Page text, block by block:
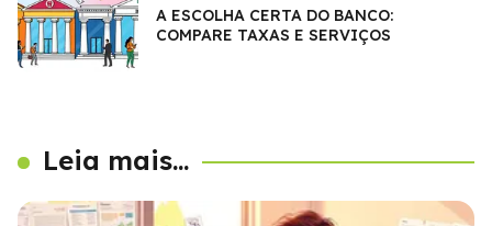
A ESCOLHA CERTA DO BANCO:
COMPARE TAXAS E SERVIÇOS
Leia mais...